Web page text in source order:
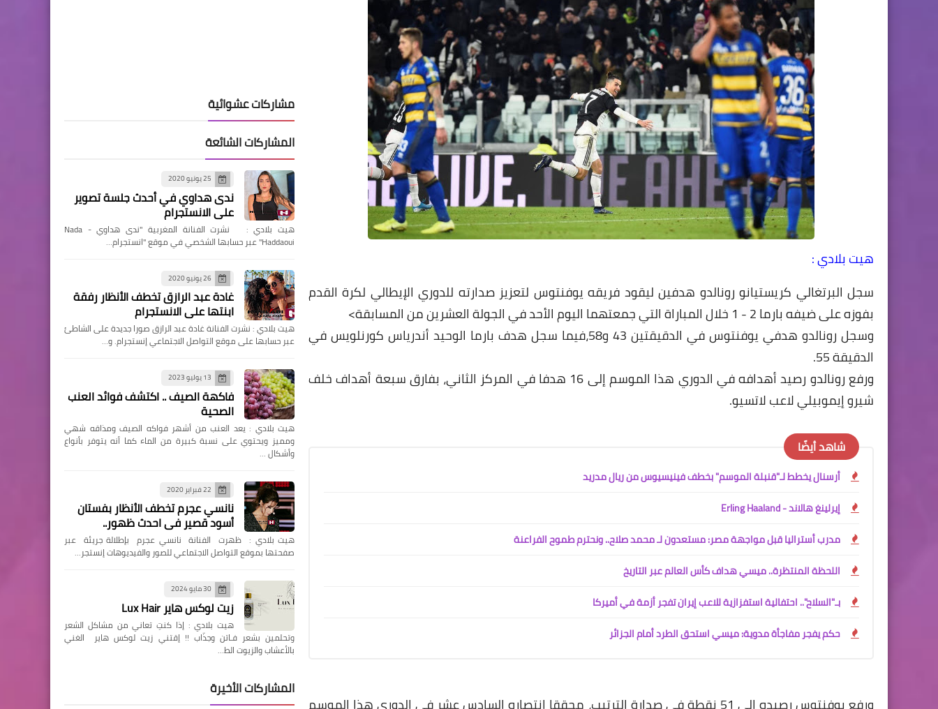
هيت بلادي :
سجل البرتغالي كريستيانو رونالدو هدفين ليقود فريقه يوفنتوس لتعزيز صدارته للدوري الإيطالي لكرة القدم
بفوزه على ضيفه بارما 2 - 1 خلال المباراة التي جمعتهما اليوم الأحد في الجولة العشرين من المسابقة>
وسجل رونالدو هدفي يوفنتوس في الدقيقتين 43 و58،فيما سجل هدف بارما الوحيد أندرياس كورنلويس في
الدقيقة 55.
ورفع رونالدو رصيد أهدافه في الدوري هذا الموسم إلى 16 هدفا في المركز الثاني، بفارق سبعة أهداف خلف
شيرو إيموبيلي لاعب لاتسيو.
شاهد أيضًا
أرسنال يخطط لـ"قنبلة الموسم" بخطف فينيسيوس من ريال مدريد
إيرلينغ هالاند - Erling Haaland
مدرب أستراليا قبل مواجهة مصر: مستعدون لـ محمد صلاح.. ونحترم طموح الفراعنة
اللحظة المنتظرة.. ميسي هداف كأس العالم عبر التاريخ
بـ"السلاح".. احتفالية استفزازية للاعب إيران تفجر أزمة في أميركا
حكم يفجر مفاجأة مدوية: ميسي استحق الطرد أمام الجزائر
ورفع يوفنتوس رصيده إلى 51 نقطة في صدارة الترتيب، محققا انتصاره السادس عشر في الدوري هذا الموسم
مشاركات عشوائية
المشاركات الشائعة
25 يونيو 2020
ندى هداوي في أحدث جلسة تصوير
على الانستجرام
هيت بلادي : نشرت الفنانة المغربية "ندى هداوي - Nada
Haddaoui" عبر حسابها الشخصي في موقع "انستجرام…
26 يونيو 2020
غادة عبد الرازق تخطف الأنظار رفقة
ابنتها على الانستجرام
هيت بلادي : نشرت الفنانة غادة عبد الرازق صورا جديدة على الشاطئ
عبر حسابها على موقع التواصل الاجتماعي إنستجرام. و…
13 يوليو 2023
فاكهة الصيف .. اكتشف فوائد العنب
الصحية
هيت بلادي : يعد العنب من أشهر فواكه الصيف ومذاقه شهي
ومميز ويحتوي على نسبة كبيرة من الماء كما أنه يتوفر بأنواع
وأشكال …
22 فبراير 2020
نانسي عجرم تخطف الأنظار بفستان
أسود قصير في احدث ظهور..
هيت بلادي : ظهرت الفنانة نانسي عجرم بإطلالة جريئة عبر
صفحتها بموقع التواصل الاجتماعي للصور والفيديوهات إنستجر…
30 مايو 2024
زيت لوكس هاير Lux Hair
هيت بلادي : إذا كنتِ تعاني من مشاكل الشعر
وتحلمين بشعر فـاتن وجذّاب !! إقتني زيت لوكس هاير الغني
بالأعشاب والزيوت الط…
المشاركات الأخيرة